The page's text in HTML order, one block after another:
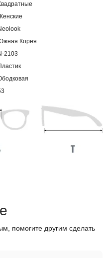
Корея
2103
помогите другим сделать